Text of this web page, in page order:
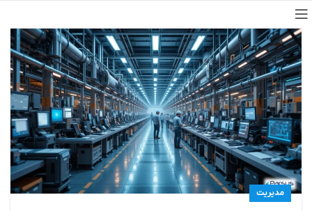
مدیریت